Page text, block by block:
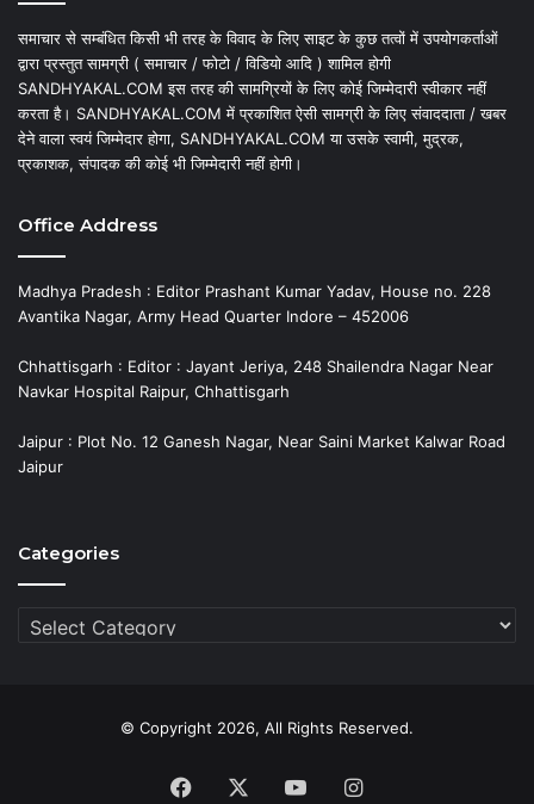
समाचार से सम्बंधित किसी भी तरह के विवाद के लिए साइट के कुछ तत्वों में उपयोगकर्ताओं
द्वारा प्रस्तुत सामग्री ( समाचार / फोटो / विडियो आदि ) शामिल होगी
SANDHYAKAL.COM इस तरह की सामग्रियों के लिए कोई जिम्मेदारी स्वीकार नहीं
करता है। SANDHYAKAL.COM में प्रकाशित ऐसी सामग्री के लिए संवाददाता / खबर
देने वाला स्वयं जिम्मेदार होगा, SANDHYAKAL.COM या उसके स्वामी, मुद्रक,
प्रकाशक, संपादक की कोई भी जिम्मेदारी नहीं होगी।
Office Address
Madhya Pradesh : Editor Prashant Kumar Yadav, House no. 228
Avantika Nagar, Army Head Quarter Indore – 452006
Chhattisgarh : Editor : Jayant Jeriya, 248 Shailendra Nagar Near
Navkar Hospital Raipur, Chhattisgarh
Jaipur : Plot No. 12 Ganesh Nagar, Near Saini Market Kalwar Road
Jaipur
Categories
Categories
© Copyright 2026, All Rights Reserved.
Facebook YouTubeInstagram